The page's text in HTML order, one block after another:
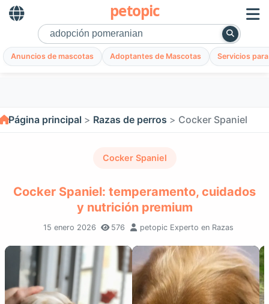
petopic
Anuncios de mascotas Adoptantes de Mascotas Servicios
Página principal Razas de perros Cocker Spaniel
Cocker Spaniel
Cocker Spaniel: temperamento, cuidados
y nutrición premium
15 enero 2026 576 petopic Experto en Razas